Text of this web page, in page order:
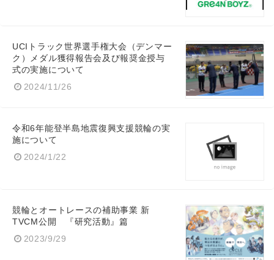
UCIトラック世界選手権大会（デンマー
ク）メダル獲得報告会及び報奨金授与
式の実施について
2024/11/26
令和6年能登半島地震復興支援競輪の実
施について
2024/1/22
競輪とオートレースの補助事業 新
TVCM公開 『研究活動』篇
2023/9/29